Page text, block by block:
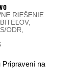
RIEŠENIE
ODR
Pripravení na